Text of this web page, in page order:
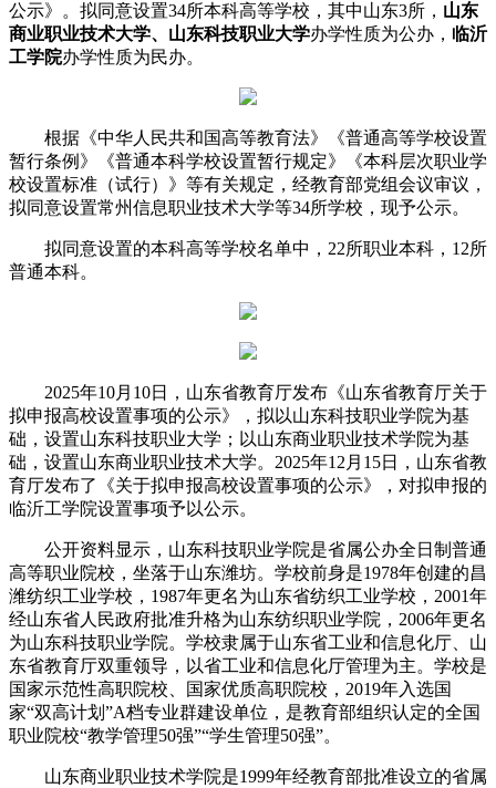
公示》。拟同意设置34所本科高等学校，其中山东3所， 山东
商业职业技术大学、山东科技职业大学办学性质为公办， 临沂
工学院办学性质为民办。
根据《中华人民共和国高等教育法》《普通高等学校设置
暂行条例》《普通本科学校设置暂行规定》《本科层次职业学
校设置标准（试行）》等有关规定，经教育部党组会议审议，
拟同意设置常州信息职业技术大学等34所学校，现予公示。
拟同意设置的本科高等学校名单中，22所职业本科，12所
普通本科。
2025年10月10日，山东省教育厅发布《山东省教育厅关于
拟申报高校设置事项的公示》，拟以山东科技职业学院为基
础，设置山东科技职业大学；以山东商业职业技术学院为基
础，设置山东商业职业技术大学。2025年12月15日，山东省教
育厅发布了《关于拟申报高校设置事项的公示》，对拟申报的
临沂工学院设置事项予以公示。
公开资料显示，山东科技职业学院是省属公办全日制普通
高等职业院校，坐落于山东潍坊。学校前身是1978年创建的昌
潍纺织工业学校，1987年更名为山东省纺织工业学校，2001年
经山东省人民政府批准升格为山东纺织职业学院，2006年更名
为山东科技职业学院。学校隶属于山东省工业和信息化厅、山
东省教育厅双重领导，以省工业和信息化厅管理为主。学校是
国家示范性高职院校、国家优质高职院校，2019年入选国
家“双高计划”A档专业群建设单位，是教育部组织认定的全国
职业院校“教学管理50强”“学生管理50强”。
山东商业职业技术学院是1999年经教育部批准设立的省属